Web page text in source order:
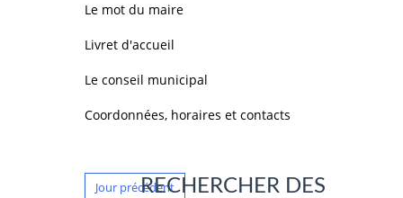
Le mot du maire
Livret d'accueil
Le conseil municipal
Coordonnées, horaires et contacts
Jour précédentRECHERCHER DES